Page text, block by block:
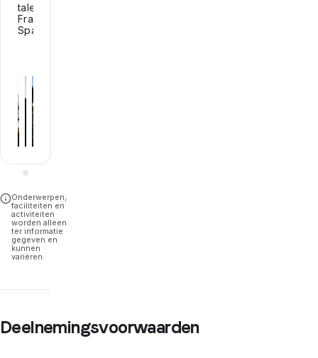
talen:
Frans,
Spaans.
Onderwerpen,
faciliteiten en
activiteiten
worden alleen
ter informatie
gegeven en
kunnen
variëren.
Deelnemingsvoorwaarden